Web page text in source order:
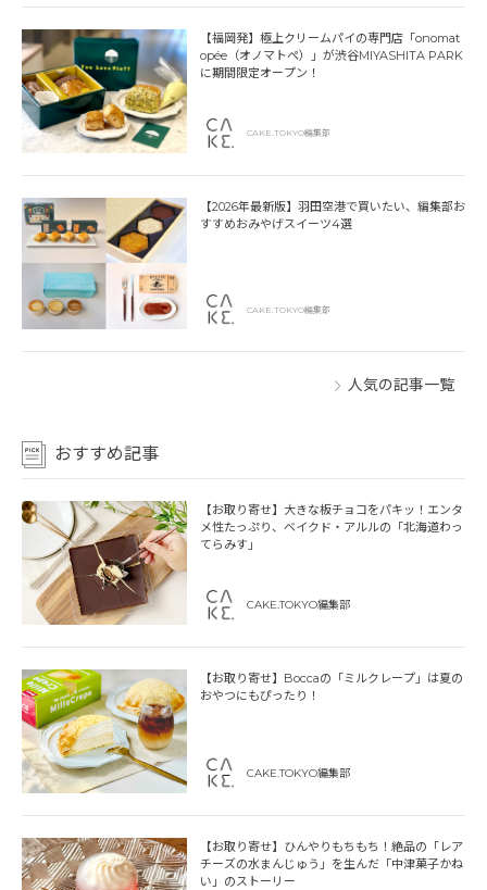
【福岡発】極上クリームパイの専門店「onomat
opée（オノマトペ）」が渋谷MIYASHITA PARK
に期間限定オープン！
CAKE.TOKYO編集部
【2026年最新版】羽田空港で買いたい、編集部お
すすめおみやげスイーツ4選
CAKE.TOKYO編集部
人気の記事一覧
おすすめ記事
【お取り寄せ】大きな板チョコをパキッ！エンタ
メ性たっぷり、ベイクド・アルルの「北海道わっ
てらみす」
CAKE.TOKYO編集部
【お取り寄せ】Boccaの「ミルクレープ」は夏の
おやつにもぴったり！
CAKE.TOKYO編集部
【お取り寄せ】ひんやりもちもち！絶品の「レア
チーズの水まんじゅう」を生んだ「中津菓子かね
い」のストーリー